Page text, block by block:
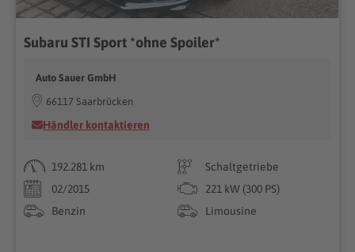
Subaru STI Sport *ohne Spoiler*
Auto Sauer GmbH
66117 Saarbrücken
Händler kontaktieren
192.281 km
Schaltgetriebe
02/2015
221 kW (300 PS)
Benzin
Limousine